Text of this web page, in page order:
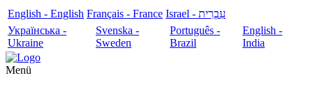
English - English Français - France
עִבְרִית - Israel
Українська -
Ukraine
Svenska -
Sweden
Português -
Brazil
English -
India
Menü